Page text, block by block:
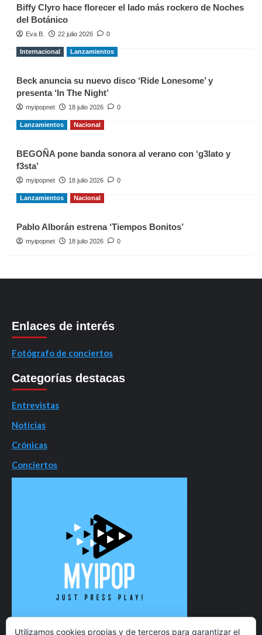
Biffy Clyro hace florecer el lado más rockero de Noches
del Botánico
Eva B. 22 julio 2026 0
Internacional Lanzamientos
Beck anuncia su nuevo disco ‘Ride Lonesome’ y
presenta ‘In The Night’
myipopnet 18 julio 2026 0
Lanzamientos Nacional
BEGOÑA pone banda sonora al verano con ‘g3lato y
f3sta’
myipopnet 18 julio 2026 0
Lanzamientos Nacional
Pablo Alborán estrena ‘Tiempos Bonitos’
myipopnet 18 julio 2026 0
Enlaces de interés
Fotógrafo de conciertos
Categorías destacas
Entrevistas
Noticias
Crónicas
Conciertos
Utilizamos cookies propias y de terceros para garantizar el